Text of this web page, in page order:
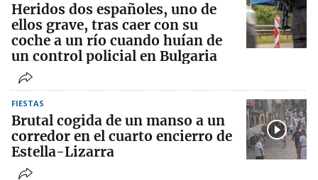
Heridos dos españoles, uno de
ellos grave, tras caer con su
coche a un río cuando huían de
un control policial en Bulgaria
FIESTAS
Brutal cogida de un manso a un
corredor en el cuarto encierro de
Estella-Lizarra